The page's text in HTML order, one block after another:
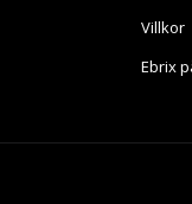
Villkor
Ebrix